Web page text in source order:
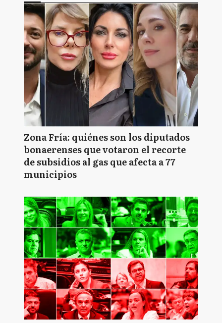
Zona Fría: quiénes son los diputados
bonaerenses que votaron el recorte
de subsidios al gas que afecta a 77
municipios